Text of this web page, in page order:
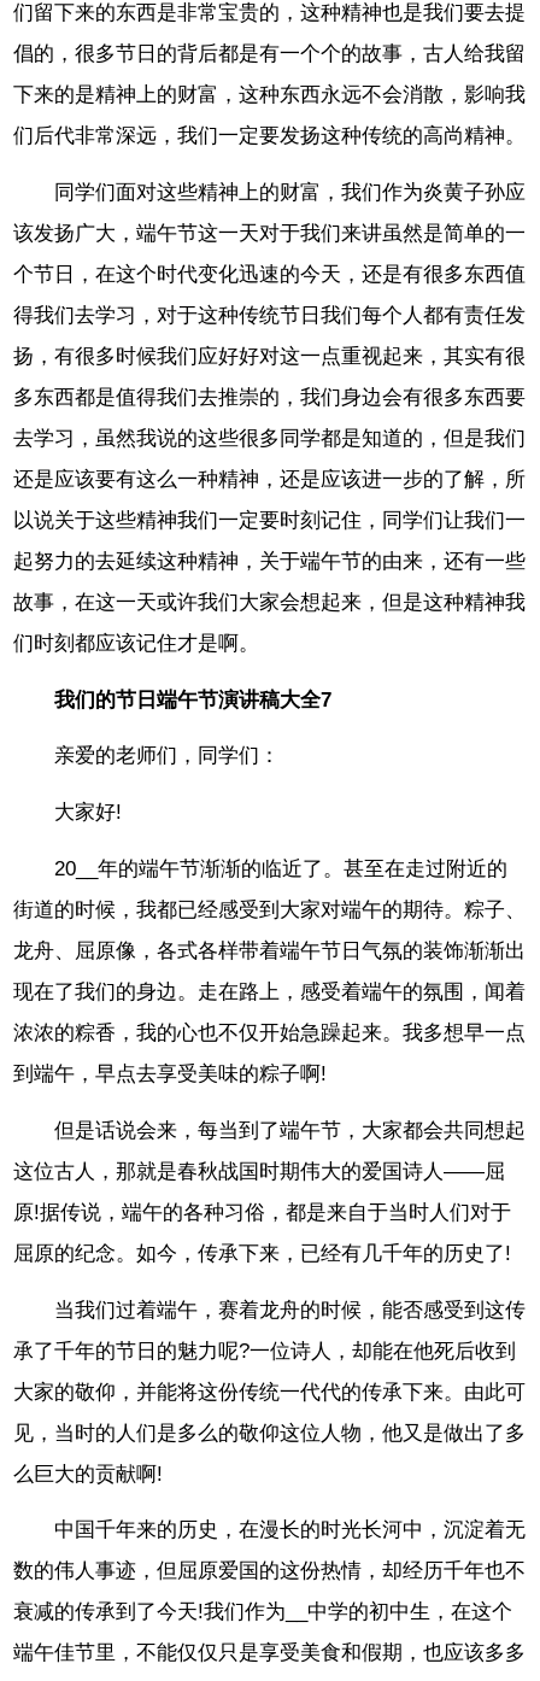
们留下来的东西是非常宝贵的，这种精神也是我们要去提
倡的，很多节日的背后都是有一个个的故事，古人给我留
下来的是精神上的财富，这种东西永远不会消散，影响我
们后代非常深远，我们一定要发扬这种传统的高尚精神。
同学们面对这些精神上的财富，我们作为炎黄子孙应
该发扬广大，端午节这一天对于我们来讲虽然是简单的一
个节日，在这个时代变化迅速的今天，还是有很多东西值
得我们去学习，对于这种传统节日我们每个人都有责任发
扬，有很多时候我们应好好对这一点重视起来，其实有很
多东西都是值得我们去推崇的，我们身边会有很多东西要
去学习，虽然我说的这些很多同学都是知道的，但是我们
还是应该要有这么一种精神，还是应该进一步的了解，所
以说关于这些精神我们一定要时刻记住，同学们让我们一
起努力的去延续这种精神，关于端午节的由来，还有一些
故事，在这一天或许我们大家会想起来，但是这种精神我
们时刻都应该记住才是啊。
我们的节日端午节演讲稿大全7
亲爱的老师们，同学们：
大家好!
20__年的端午节渐渐的临近了。甚至在走过附近的
街道的时候，我都已经感受到大家对端午的期待。粽子、
龙舟、屈原像，各式各样带着端午节日气氛的装饰渐渐出
现在了我们的身边。走在路上，感受着端午的氛围，闻着
浓浓的粽香，我的心也不仅开始急躁起来。我多想早一点
到端午，早点去享受美味的粽子啊!
但是话说会来，每当到了端午节，大家都会共同想起
这位古人，那就是春秋战国时期伟大的爱国诗人——屈
原!据传说，端午的各种习俗，都是来自于当时人们对于
屈原的纪念。如今，传承下来，已经有几千年的历史了!
当我们过着端午，赛着龙舟的时候，能否感受到这传
承了千年的节日的魅力呢?一位诗人，却能在他死后收到
大家的敬仰，并能将这份传统一代代的传承下来。由此可
见，当时的人们是多么的敬仰这位人物，他又是做出了多
么巨大的贡献啊!
中国千年来的历史，在漫长的时光长河中，沉淀着无
数的伟人事迹，但屈原爱国的这份热情，却经历千年也不
衰减的传承到了今天!我们作为__中学的初中生，在这个
端午佳节里，不能仅仅只是享受美食和假期，也应该多多